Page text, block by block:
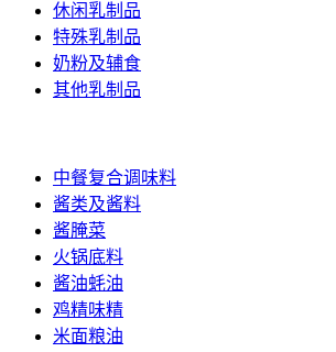
休闲乳制品
特殊乳制品
奶粉及辅食
其他乳制品
中餐复合调味料
酱类及酱料
酱腌菜
火锅底料
酱油蚝油
鸡精味精
米面粮油